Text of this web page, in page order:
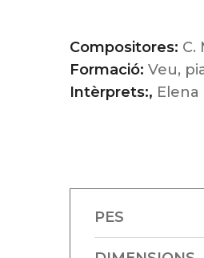
Compositores: C.
Formació: Veu,
Intèrprets:, Elena
PES